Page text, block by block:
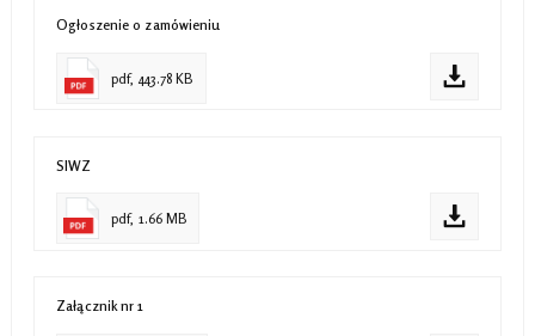
Ogłoszenie o zamówieniu
pdf, 443.78 KB
SIWZ
pdf, 1.66 MB
Załącznik nr 1